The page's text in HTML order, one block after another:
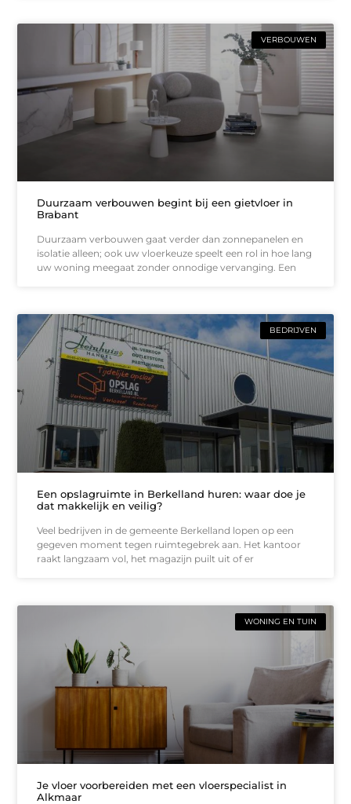
VERBOUWEN
Duurzaam verbouwen begint bij een gietvloer in
Brabant
Duurzaam verbouwen gaat verder dan zonnepanelen en
isolatie alleen; ook uw vloerkeuze speelt een rol in hoe lang
uw woning meegaat zonder onnodige vervanging. Een
BEDRIJVEN
Een opslagruimte in Berkelland huren: waar doe je
dat makkelijk en veilig?
Veel bedrijven in de gemeente Berkelland lopen op een
gegeven moment tegen ruimtegebrek aan. Het kantoor
raakt langzaam vol, het magazijn puilt uit of er
WONING EN TUIN
Je vloer voorbereiden met een vloerspecialist in
Alkmaar